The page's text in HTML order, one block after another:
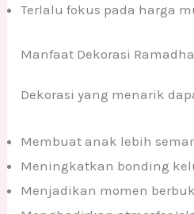
Terlalu fokus pada harga
Manfaat Dekorasi
Dekorasi yang menarik
Membuat anak lebih
Meningkatkan bonding
Menjadikan momen